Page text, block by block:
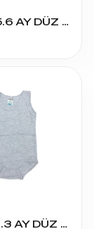
SOFT 4.5.6 AY DÜZ ÇITÇITLI
SOFT 1.2.3 AY DÜZ ÇITÇITLI